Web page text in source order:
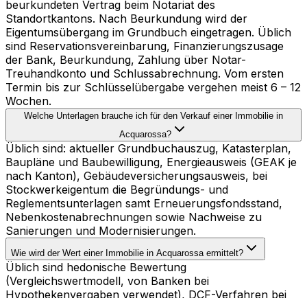
beurkundeten Vertrag beim Notariat des
Standortkantons. Nach Beurkundung wird der
Eigentumsübergang im Grundbuch eingetragen. Üblich
sind Reservationsvereinbarung, Finanzierungszusage
der Bank, Beurkundung, Zahlung über Notar-
Treuhandkonto und Schlussabrechnung. Vom ersten
Termin bis zur Schlüsselübergabe vergehen meist 6 – 12
Wochen.
Welche Unterlagen brauche ich für den Verkauf einer Immobilie in
Acquarossa?
Üblich sind: aktueller Grundbuchauszug, Katasterplan,
Baupläne und Baubewilligung, Energieausweis (GEAK je
nach Kanton), Gebäudeversicherungsausweis, bei
Stockwerkeigentum die Begründungs- und
Reglementsunterlagen samt Erneuerungsfondsstand,
Nebenkostenabrechnungen sowie Nachweise zu
Sanierungen und Modernisierungen.
Wie wird der Wert einer Immobilie in Acquarossa ermittelt?
Üblich sind hedonische Bewertung
(Vergleichswertmodell, von Banken bei
Hypothekenvergaben verwendet), DCF-Verfahren bei